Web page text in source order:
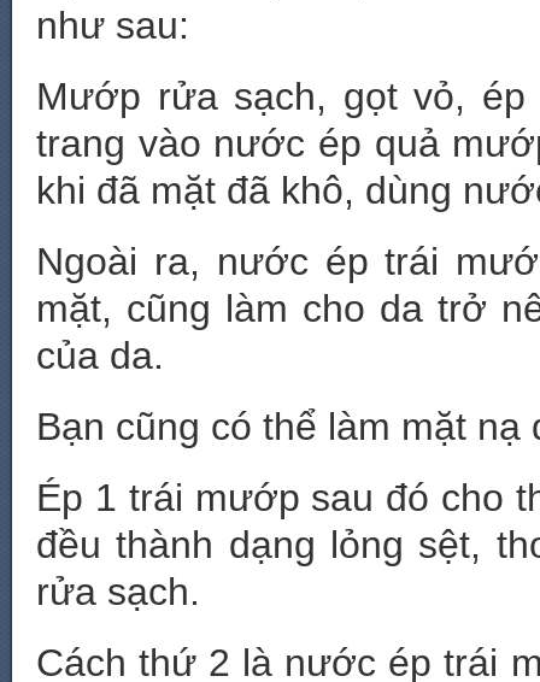
như sau:
Mướp rửa sạch, gọt vỏ,
trang vào nước ép quả
khi đã mặt đã khô, dùng
Ngoài ra, nước ép trái
mặt, cũng làm cho da trở
của da.
Bạn cũng có thể làm mặt
Ép 1 trái mướp sau đó cho
đều thành dạng lỏng sệt,
rửa sạch.
Cách thứ 2 là nước ép trái